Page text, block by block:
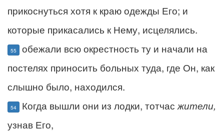
прикоснуться хотя к краю одежды Его; и
которые прикасались к Нему, исцелялись.
55
обежали всю окрестность ту и начали на
постелях приносить больных туда, где Он, как
слышно было, находился.
54 Когда вышли они из лодки, тотчас жители,
узнав Его,